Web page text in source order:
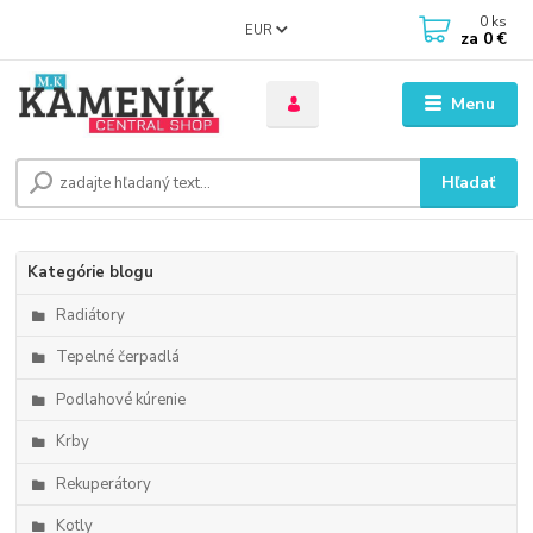
Menu
EUR
Hľadať
0 ks
za 0 €
Kategórie blogu
Radiátory
Tepelné čerpadlá
Podlahové kúrenie
Krby
Rekuperátory
Kotly